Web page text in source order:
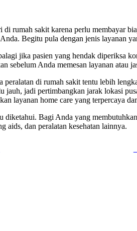
rumah sakit karena perlu membayar
Begitu pula dengan jenis layanan
jika pasien yang hendak diperiksa
sebelum Anda memesan layanan atau
di rumah sakit tentu lebih
jadi pertimbangkan jarak lokasi
layanan home care yang terpercaya
Bagi Anda yang
aids, dan peralatan kesehatan lainnya.